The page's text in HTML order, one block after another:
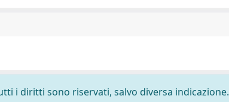
i diritti sono riservati, salvo diversa indicazione.